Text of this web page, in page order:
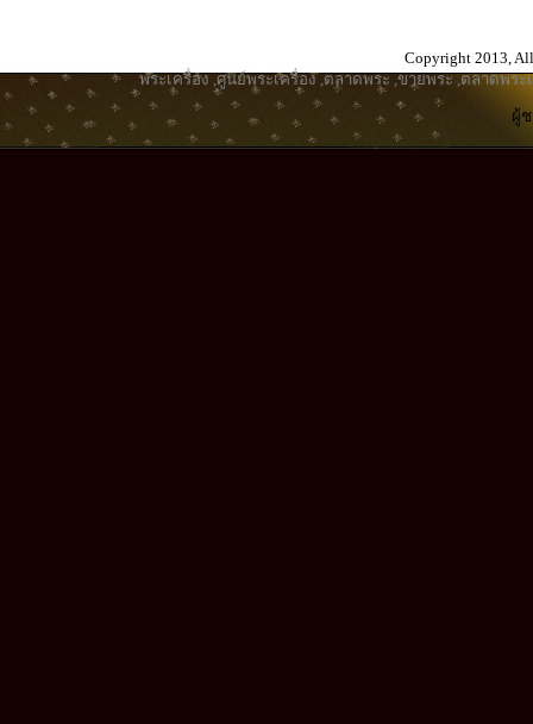
Copyright 2013,
พระเครื่อง ,ศูนย์พระเครื่อง,ตลาดพระ ,ขายพระ ,ตลาดพระ
ผู้